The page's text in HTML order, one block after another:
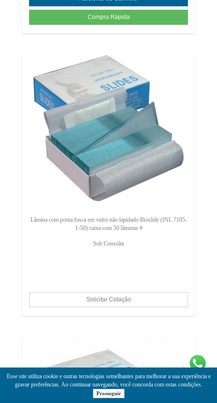
Esse site utiliza cookie e outras tecnologias semelhantes para melhorar a sua experiência e
gravar preferências. Ao continuar navegando, você concorda com estas condições.
Prosseguir
Lâmina com ponta fosca em vidro não lapidado Bioslide (INL 7105-
1-50) caixa com 50 lâminas #
Sob Consulta